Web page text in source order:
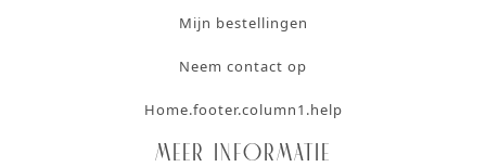
Mijn bestellingen
Neem contact op
Home.footer.column1.help
Meer informatie